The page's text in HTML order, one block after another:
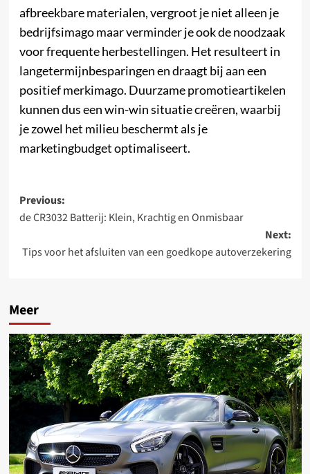
afbreekbare materialen, vergroot je niet alleen je
bedrijfsimago maar verminder je ook de noodzaak
voor frequente herbestellingen. Het resulteert in
langetermijnbesparingen en draagt bij aan een
positief merkimago. Duurzame promotieartikelen
kunnen dus een win-win situatie creëren, waarbij
je zowel het milieu beschermt als je
marketingbudget optimaliseert.
Post
navigation
Previous:
de CR3032 Batterij: Klein, Krachtig en Onmisbaar
Next:
Tips voor het afsluiten van een goedkope autoverzekering
Meer